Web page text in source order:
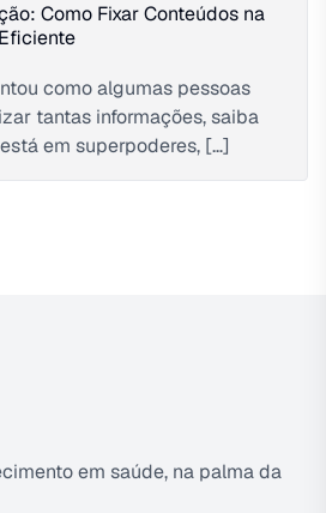
Como Fixar Conteúdos na
como algumas pessoas
tantas informações, saiba
em superpoderes, […]
em saúde, na palma da